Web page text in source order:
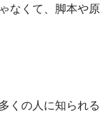
なくて、脚本や原
くの人に知られる